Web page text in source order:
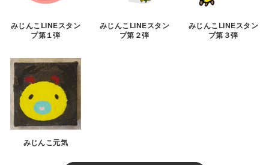
みじんこLINEスタン
プ第１弾
みじんこLINEスタン
プ第２弾
みじんこLINEスタン
プ第３弾
みじんこ元気